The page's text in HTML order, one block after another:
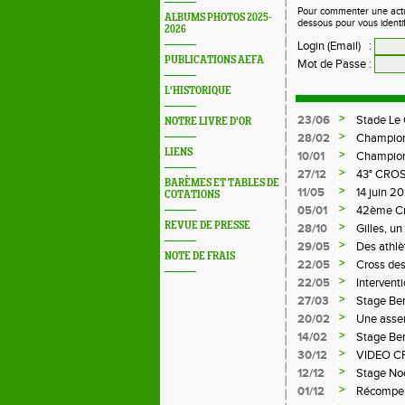
ALBUMS PHOTOS 2025-
2026
PUBLICATIONS AEFA
L'HISTORIQUE
NOTRE LIVRE D'OR
LIENS
BARÈMES ET TABLES DE
COTATIONS
REVUE DE PRESSE
NOTE DE FRAIS
Pour commenter une
dessous pour vous
Login (Email)
:
Mot de Passe :
23/06 >
Stade Le
28/02
>
10/01
>
27/12
>
43°
11/05
>
14 juin
LE
05/01 >
42ème
28/10
>
Gilles,
29/05
>
Des
22/05
>
Cross
22/05
>
27/03
>
Stage
20/02
>
Une
14/02
>
Stage
30/12
>
VIDEO
12/12
>
Stage
01/12
>